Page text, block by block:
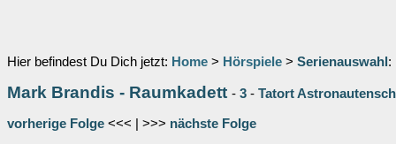
Hier befindest Du Dich jetzt: Home > Hörspiele > Serienauswahl :
Mark Brandis - Raumkadett - 3 - Tatort
vorherige Folge <<< | >>> nächste Folge